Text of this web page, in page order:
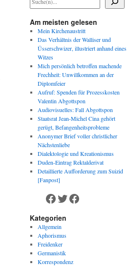
Am meisten gelesen
Mein Kirchenaustritt
Das Verhältnis der Walliser und
Üsserschwizer, illustriert anhand eines
Witzes
Mich persönlich betroffen machende
Frechheit: Unwillkommen an der
Diplomfeier
Aufruf: Spenden für Prozesskosten
Valentin Abgottspon
Audiovisuelles: Fall Abgottspon
Staatsrat Jean-Michel Cina gehört
gerügt, Befangenheitsprobleme
Anonymer Brief voller christlicher
Nächstenliebe
Dialektologie und Kreationismus
Duden-Eintrag Rektalderivat
Detaillierte Aufforderung zum Suizid
[Fanpost]
Facebook
TwitterFacebook
Kategorien
Allgemein
Aphorismus
Freidenker
Germanistik
Korrespondenz